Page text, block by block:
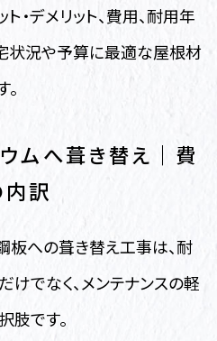
・デメリット、費用、耐用年
状況や予算に最適な屋根材
ムへ葺き替え｜費
訳
板への葺き替え工事は、耐
でなく、メンテナンスの軽
肢です。